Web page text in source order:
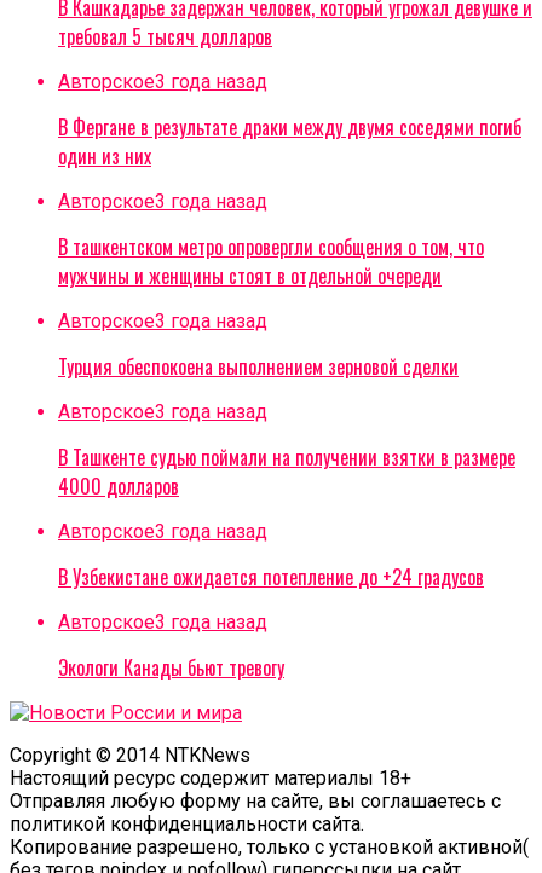
В Кашкадарье задержан человек, который угрожал девушке и
требовал 5 тысяч долларов
Авторское3 года назад
В Фергане в результате драки между двумя соседями погиб
один из них
Авторское3 года назад
В ташкентском метро опровергли сообщения о том, что
мужчины и женщины стоят в отдельной очереди
Авторское3 года назад
Турция обеспокоена выполнением зерновой сделки
Авторское3 года назад
В Ташкенте судью поймали на получении взятки в размере
4000 долларов
Авторское3 года назад
В Узбекистане ожидается потепление до +24 градусов
Авторское3 года назад
Экологи Канады бьют тревогу
Copyright © 2014 NTKNews
Настоящий ресурс содержит материалы 18+
Отправляя любую форму на сайте, вы соглашаетесь с
политикой конфиденциальности сайта.
Копирование разрешено, только с установкой активной(